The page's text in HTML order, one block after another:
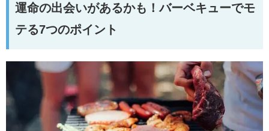
運命の出会いがあるかも！バーベキューでモ
テる7つのポイント